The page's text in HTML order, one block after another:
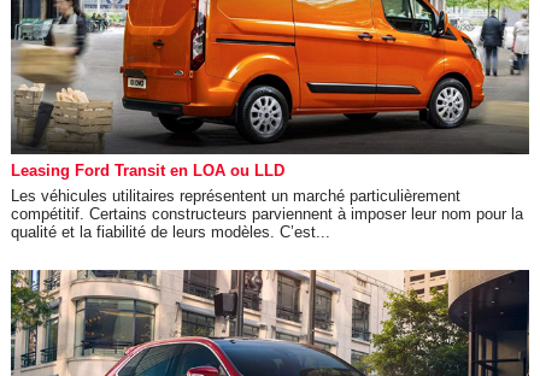
Leasing Ford Transit en LOA ou LLD
Les véhicules utilitaires représentent un marché particulièrement
compétitif. Certains constructeurs parviennent à imposer leur nom pour la
qualité et la fiabilité de leurs modèles. C’est...